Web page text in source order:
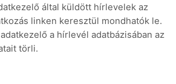
által küldött hírlevelek az
linken keresztül mondhatók le.
a hírlevél adatbázisában az
törli.